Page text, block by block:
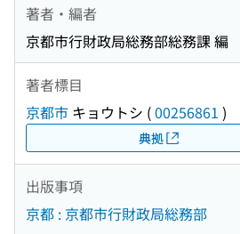
著者・編者
京都市行財政局総務部総務課 編
著者標目
京都市 キョウトシ (00256861 )
典拠
出版事項
京都 : 京都市行財政局総務部